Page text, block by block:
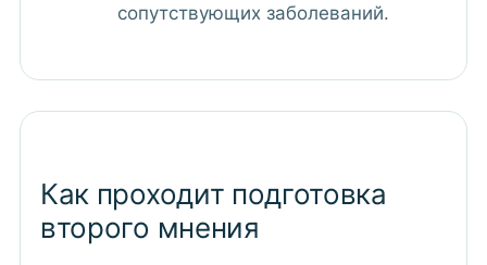
сопутствующих заболеваний.
Как проходит подготовка
второго мнения